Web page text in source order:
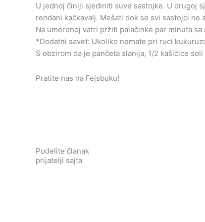
U jednoj činiji sjediniti suve sastojke. U drugoj
rendani kačkavalj. Mešati dok se svi sastojci ne
Na umerenoj vatri pržiti palačinke par minuta
*Dodatni savet: Ukoliko nemate pri ruci
S obzirom da je pančeta slanija, 1/2 kašičice
Pratite nas na Fejsbuku!
Podelite članak
prijatelji sajta